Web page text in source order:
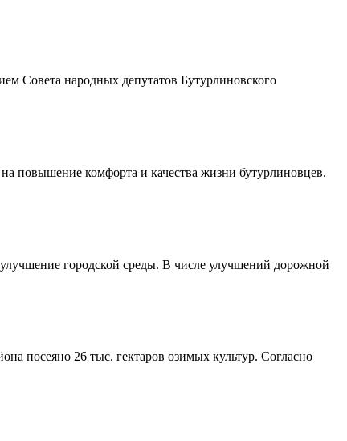
Совета народных депутатов Бутурлиновского
повышение комфорта и качества жизни бутурлиновцев.
городской среды. В числе улучшений дорожной
посеяно 26 тыс. гектаров озимых культур. Согласно